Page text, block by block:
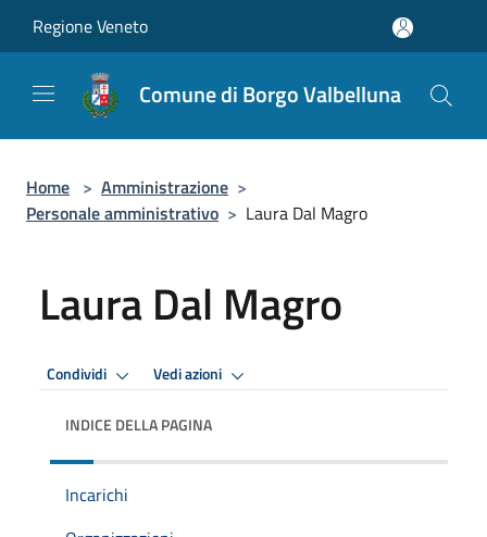
Regione Veneto
Comune di Borgo Valbelluna
Home > Amministrazione >
Personale amministrativo > Laura Dal Magro
Laura Dal Magro
Condividi Vedi azioni
INDICE DELLA PAGINA
Incarichi